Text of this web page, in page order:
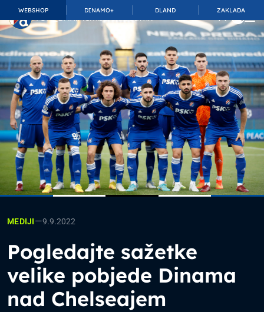
WEBSHOP DINAMO+ DLAND ZAKLADA
TOP_BAR.MembershipSuffix
MEDIJI—9.9.2022
Pogledajte sažetke
velike pobjede Dinama
nad Chelseajem